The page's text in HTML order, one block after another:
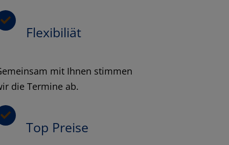
Flexibiliät
mit Ihnen stimmen
die Termine ab.
Top Preise